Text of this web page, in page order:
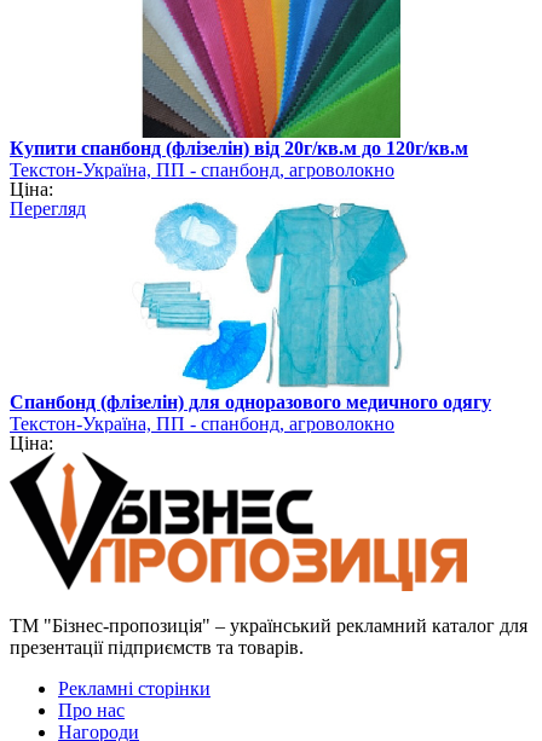
Купити спанбонд (флізелін) від 20г/кв.м до 120г/кв.м
Текстон-Україна, ПП - спанбонд, агроволокно
Ціна:
Перегляд
Спанбонд (флізелін) для одноразового медичного одягу
Текстон-Україна, ПП - спанбонд, агроволокно
Ціна:
ТМ "Бізнес-пропозиція" – український рекламний каталог для
презентації підприємств та товарів.
Рекламні сторінки
Про нас
Нагороди